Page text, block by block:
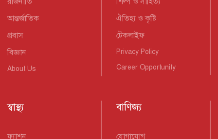
আন্তর্জাতিক
প্রবাস
বিজ্ঞান
About Us
ঐতিহ্য ও কৃষ্টি
টেকলাইফ
Privacy Policy
Career Opportunity
স্বাস্থ্য
ফ্যাশন
বাণিজ্য
যোগাযোগ